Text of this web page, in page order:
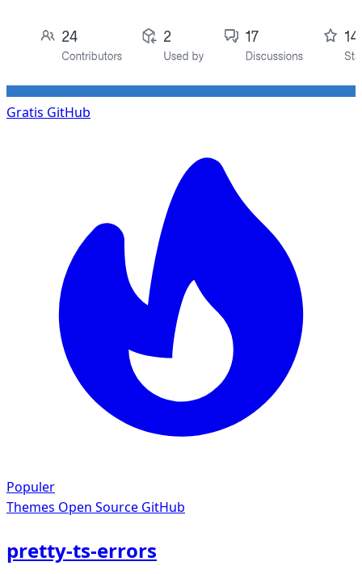
Gratis GitHub
Populer
Themes Open Source GitHub
pretty-ts-errors